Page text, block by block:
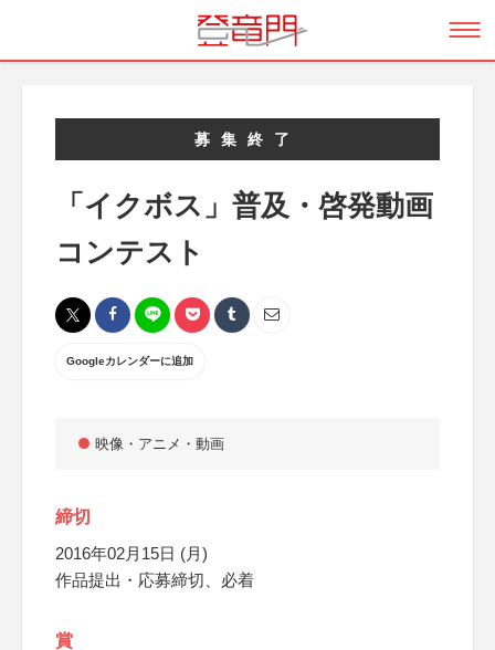
募集終了
「イクボス」普及・啓発動画
コンテスト
Googleカレンダーに追加
映像・アニメ・動画
締切
2016年02月15日 (月)
作品提出・応募締切、必着
賞